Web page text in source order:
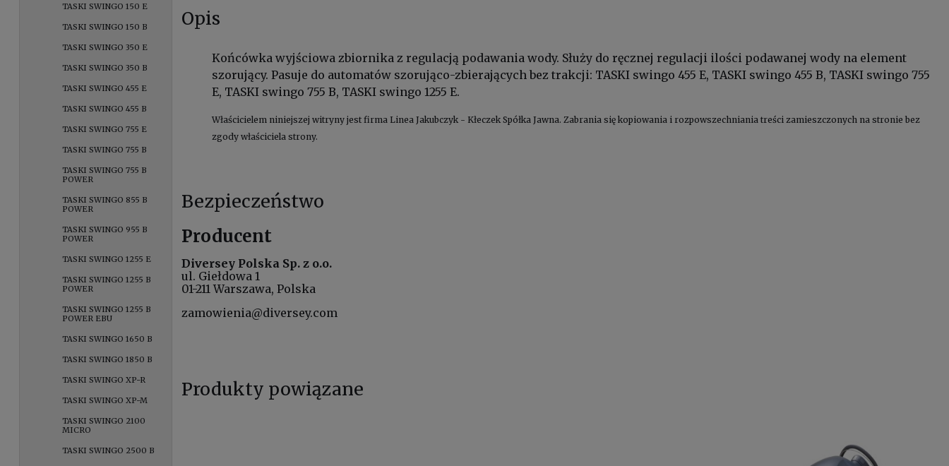
TASKI SWINGO 150 E
TASKI SWINGO 150 B
TASKI SWINGO 350 E
TASKI SWINGO 350 B
TASKI SWINGO 455 E
TASKI SWINGO 455 B
TASKI SWINGO 755 E
TASKI SWINGO 755 B
TASKI SWINGO 755 B
POWER
TASKI SWINGO 855 B
POWER
TASKI SWINGO 955 B
POWER
TASKI SWINGO 1255 E
TASKI SWINGO 1255 B
POWER
TASKI SWINGO 1255 B
POWER EBU
TASKI SWINGO 1650 B
TASKI SWINGO 1850 B
TASKI SWINGO XP-R
TASKI SWINGO XP-M
TASKI SWINGO 2100
MICRO
TASKI SWINGO 2500 B
Opis
Końcówka wyjściowa zbiornika z regulacją podawania wody. Służy do ręcznej regulacji ilości podawanej wody na element
szorujący. Pasuje do automatów szorująco-zbierających bez trakcji: TASKI swingo 455 E, TASKI swingo 455 B, TASKI swingo 755
E, TASKI swingo 755 B, TASKI swingo 1255 E.
Właścicielem niniejszej witryny jest firma Linea Jakubczyk - Kłeczek Spółka Jawna. Zabrania się kopiowania i rozpowszechniania treści zamieszczonych na stronie bez
zgody właściciela strony.
Bezpieczeństwo
Producent
Diversey Polska Sp. z o.o.
ul. Giełdowa 1
01-211 Warszawa, Polska
zamowienia@diversey.com
Produkty powiązane